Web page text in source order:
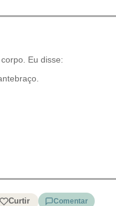
Eu disse:
Curtir Comentar